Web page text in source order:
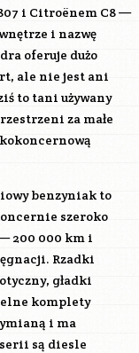
i Citroënem C8 —
i nazwę
oferuje dużo
ale nie jest ani
to tani używany
za małe
benzyniak to
szeroko
200 000 km i
Rzadki
gładki
komplety
i ma
są diesle